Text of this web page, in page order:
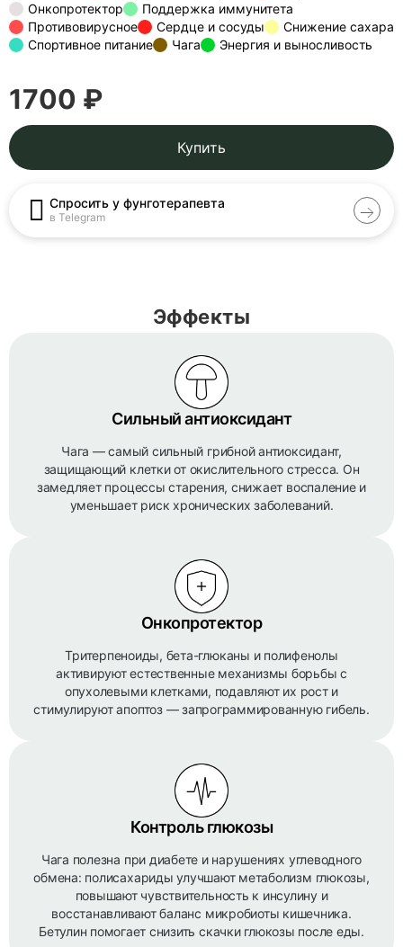
Онкопротектор
Поддержка иммунитета
Противовирусное
Сердце и сосуды
Снижение сахара
Спортивное питание
Чага Энергия и выносливость
1700 ₽
Купить
Спросить у фунготерапевта
в Telegram
Эффекты
Сильный антиоксидант
Чага — самый сильный грибной антиоксидант,
защищающий клетки от окислительного стресса. Он
замедляет процессы старения, снижает воспаление и
уменьшает риск хронических заболеваний.
Онкопротектор
Тритерпеноиды, бета-глюканы и полифенолы
активируют естественные механизмы борьбы с
опухолевыми клетками, подавляют их рост и
стимулируют апоптоз — запрограммированную гибель.
Контроль глюкозы
Чага полезна при диабете и нарушениях углеводного
обмена: полисахариды улучшают метаболизм глюкозы,
повышают чувствительность к инсулину и
восстанавливают баланс микробиоты кишечника.
Бетулин помогает снизить скачки глюкозы после еды.